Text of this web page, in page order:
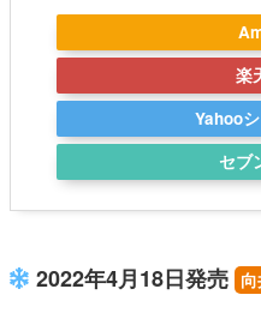
楽
Yahoo
セブ
2022年4月18日発売